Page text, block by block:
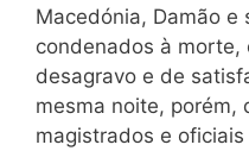
Macedónia, Damão e
condenados à morte,
desagravo e de
mesma noite, porém,
magistrados e